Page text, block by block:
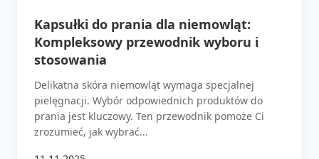
Kapsułki do prania dla niemowląt:
Kompleksowy przewodnik wyboru i
stosowania
Delikatna skóra niemowląt wymaga specjalnej
pielęgnacji. Wybór odpowiednich produktów do
prania jest kluczowy. Ten przewodnik pomoże Ci
zrozumieć, jak wybrać...